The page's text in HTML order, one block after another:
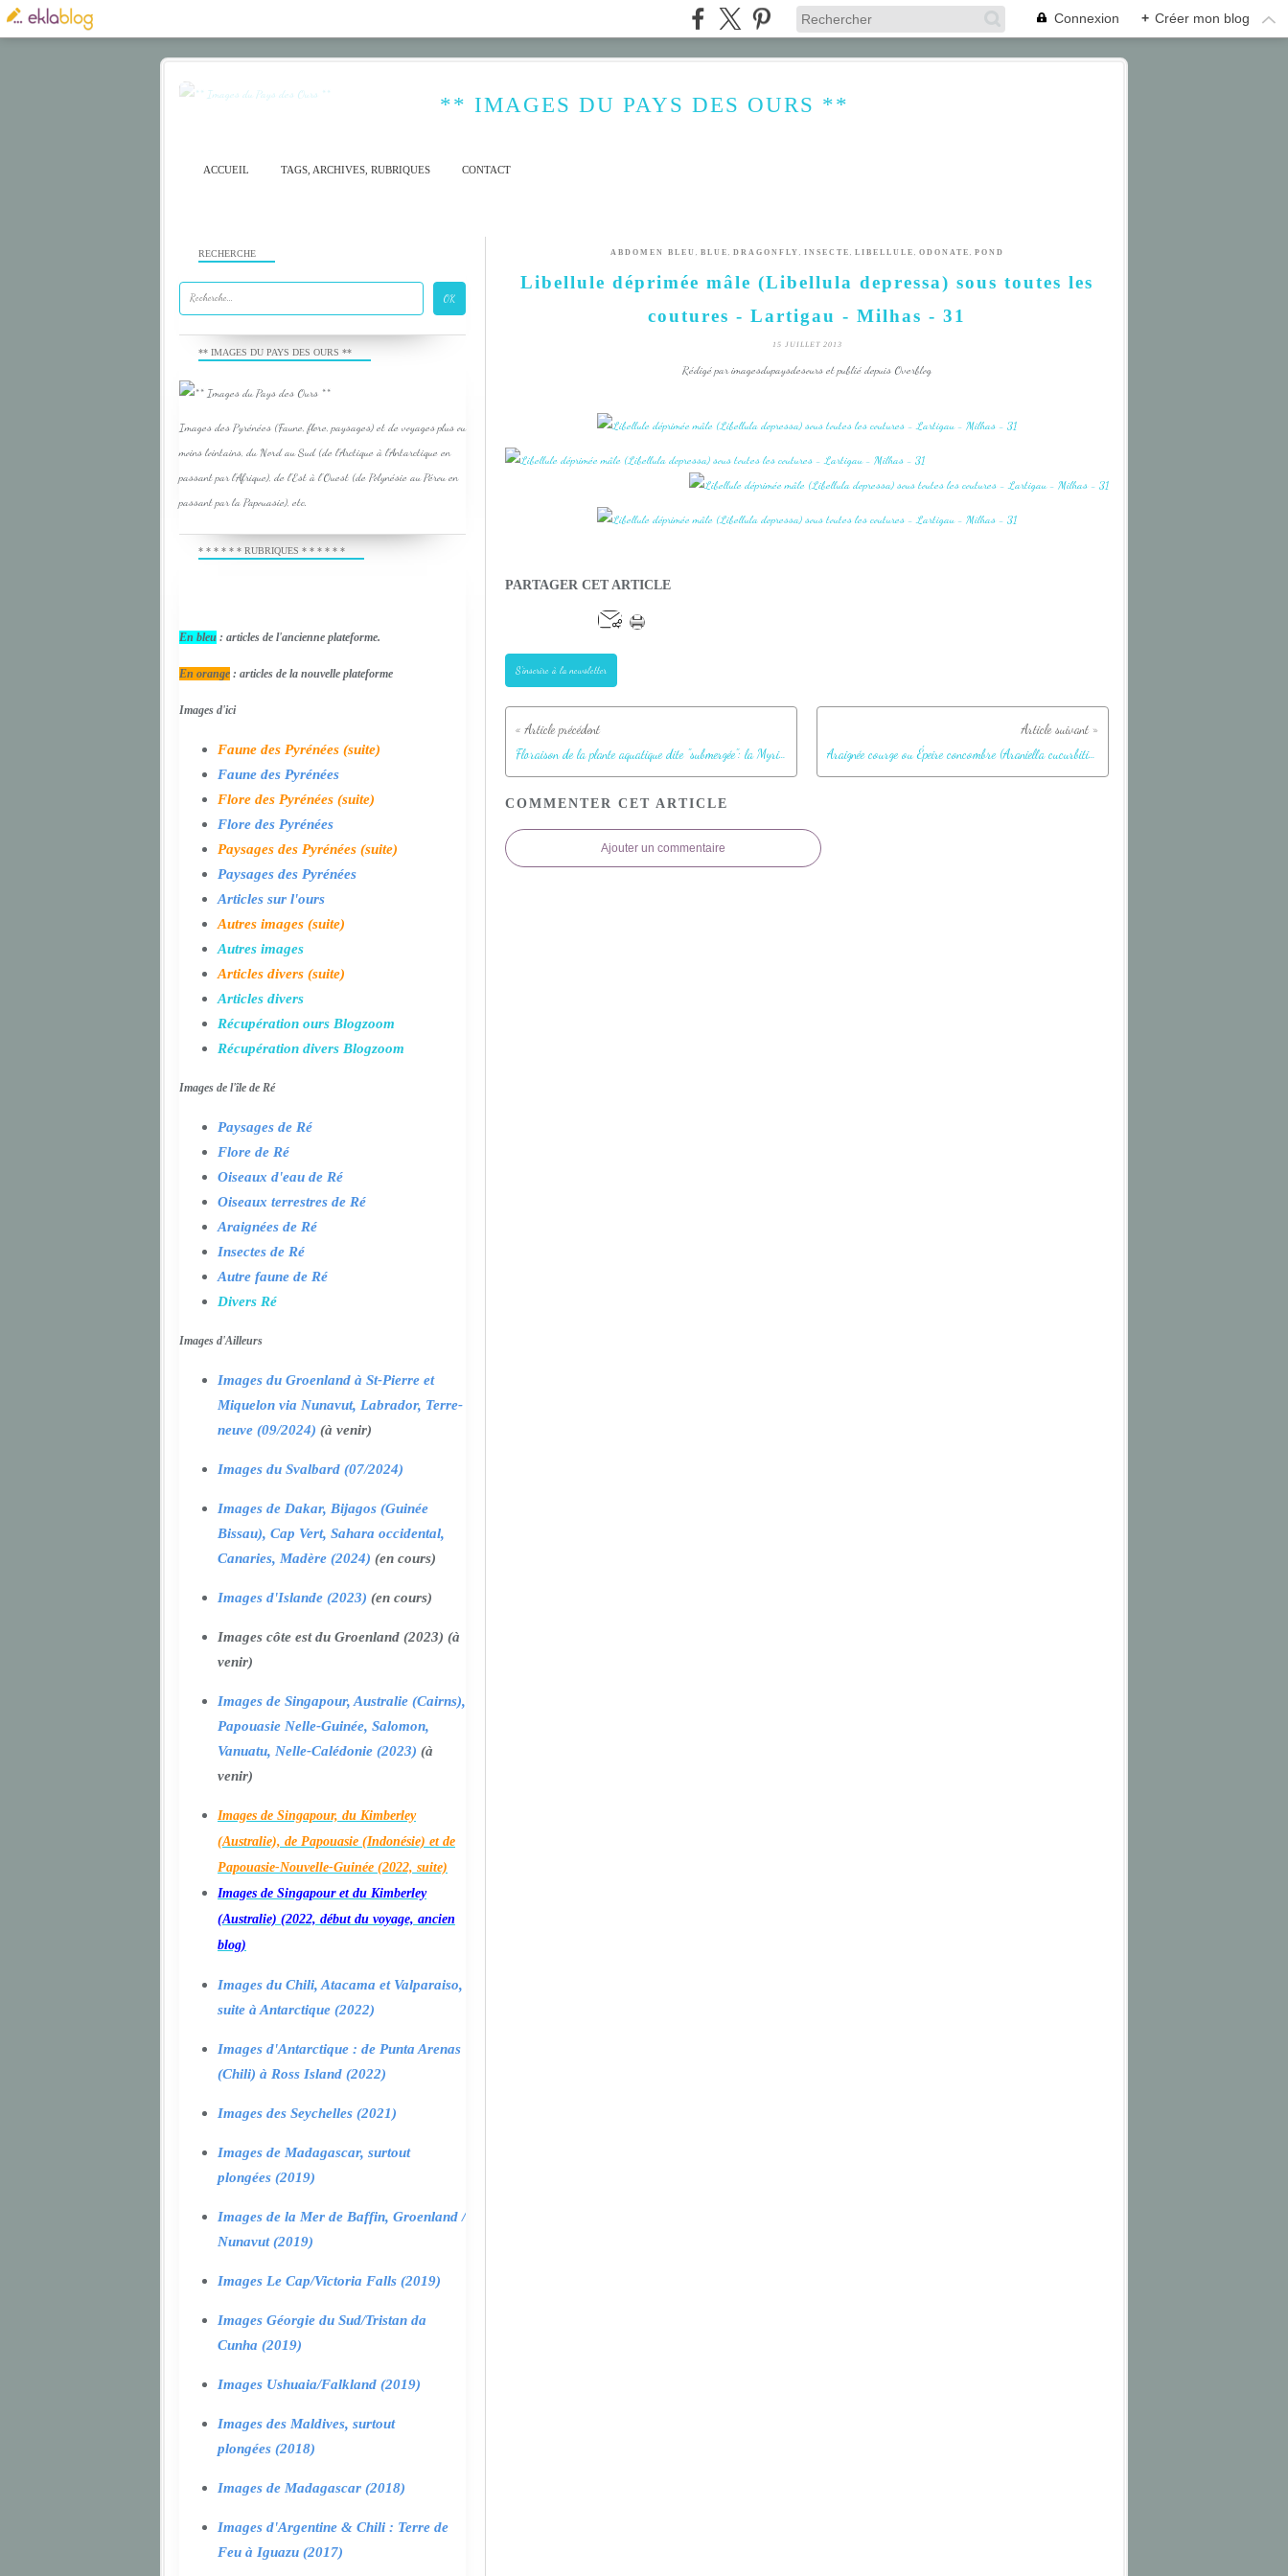
Connexion + Créer mon blog
** IMAGES DU PAYS DES OURS **
ACCUEIL TAGS, ARCHIVES, RUBRIQUES CONTACT
ABDOMEN BLEU , BLUE , DRAGONFLY , INSECTE , LIBELLULE , ODONATE , POND
Libellule déprimée mâle (Libellula depressa) sous toutes les
coutures - Lartigau - Milhas - 31
15 JUILLET 2013
Rédigé par imagesdupaysdesours et publié depuis Overblog
PARTAGER CET ARTICLE
S'inscrire à la newsletter
Floraison de la plante aquatique dite "submergée": la Myriophylle en épis (Myriophyllum spicatum) - Lartigau - Milhas - 31 Araignée courge ou Épeire concombre (Araniella cucurbitina) - Lartigau - Milhas - 31
COMMENTER CET ARTICLE
Ajouter un commentaire
RECHERCHE
** IMAGES DU PAYS DES OURS **
Images des Pyrénées (Faune, flore, paysages) et de voyages plus ou
moins lointains, du Nord au Sud (de l'Arctique à l'Antarctique en
passant par l'Afrique), de l'Est à l'Ouest (de Polynésie au Pérou en
passant par la Papouasie), etc.
* * * * * * RUBRIQUES * * * * * *
En bleu : articles de l'ancienne plateforme.
En orange : articles de la nouvelle plateforme
Images d'ici
Faune des Pyrénées (suite)
Faune des Pyrénées
Flore des Pyrénées (suite)
Flore des Pyrénées
Paysages des Pyrénées (suite)
Paysages des Pyrénées
Articles sur l'ours
Autres images (suite)
Autres images
Articles divers (suite)
Articles divers
Récupération ours Blogzoom
Récupération divers Blogzoom
Images de l'île de Ré
Paysages de Ré
Flore de Ré
Oiseaux d'eau de Ré
Oiseaux terrestres de Ré
Araignées de Ré
Insectes de Ré
Autre faune de Ré
Divers Ré
Images d'Ailleurs
Images du Groenland à St-Pierre et
Miquelon via Nunavut, Labrador, Terre-
neuve (09/2024) (à venir)
Images du Svalbard (07/2024)
Images de Dakar, Bijagos (Guinée
Bissau), Cap Vert, Sahara occidental,
Canaries, Madère (2024) (en cours)
Images d'Islande (2023) (en cours)
Images côte est du Groenland (2023) (à
venir)
Images de Singapour, Australie (Cairns),
Papouasie Nelle-Guinée, Salomon,
Vanuatu, Nelle-Calédonie (2023) (à
venir)
Images de Singapour, du Kimberley
(Australie), de Papouasie (Indonésie) et de
Papouasie-Nouvelle-Guinée (2022, suite)
Images de Singapour et du Kimberley
(Australie) (2022, début du voyage, ancien
blog)
Images du Chili, Atacama et Valparaiso,
suite à Antarctique (2022)
Images d'Antarctique : de Punta Arenas
(Chili) à Ross Island (2022)
Images des Seychelles (2021)
Images de Madagascar, surtout
plongées (2019)
Images de la Mer de Baffin, Groenland /
Nunavut (2019)
Images Le Cap/Victoria Falls (2019)
Images Géorgie du Sud/Tristan da
Cunha (2019)
Images Ushuaia/Falkland (2019)
Images des Maldives, surtout
plongées (2018)
Images de Madagascar (2018)
Images d'Argentine & Chili : Terre de
Feu à Iguazu (2017)